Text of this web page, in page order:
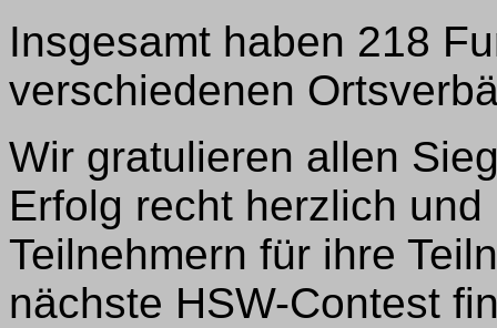
Insgesamt haben 218
verschiedenen
Wir gratulieren allen
Erfolg recht herzlich
Teilnehmern für ihre
nächste HSW-Contest